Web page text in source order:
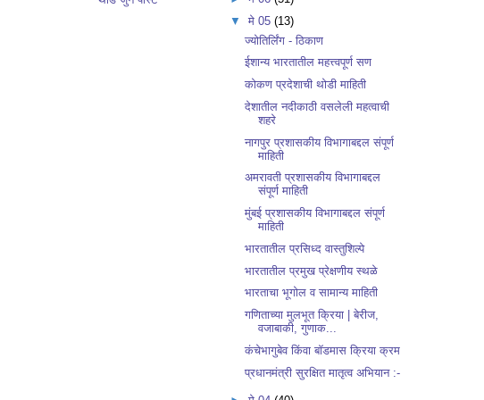
▼मे 05(13)
ज्योतिर्लिंग - ठिकाण
ईशान्य भारतातील महत्त्वपूर्ण सण
कोकण प्रदेशाची थोडी माहिती
देशातील नदीकाठी वसलेली महत्वाची
शहरे
नागपुर प्रशासकीय विभागाबद्दल संपूर्ण
माहिती
अमरावती प्रशासकीय विभागाबद्दल
संपूर्ण माहिती
मुंबई प्रशासकीय विभागाबद्दल संपूर्ण
माहिती
भारतातील प्रसिध्द वास्तुशिल्पे
भारतातील प्रमुख प्रेक्षणीय स्थळे
भारताचा भूगोल व सामान्य माहिती
गणिताच्या मुलभूत क्रिया | बेरीज,
वजाबाकी, गुणाक...
कंचेभागुबेव किंवा बॉडमास क्रिया क्रम
प्रधानमंत्री सुरक्षित मातृत्व अभियान :-